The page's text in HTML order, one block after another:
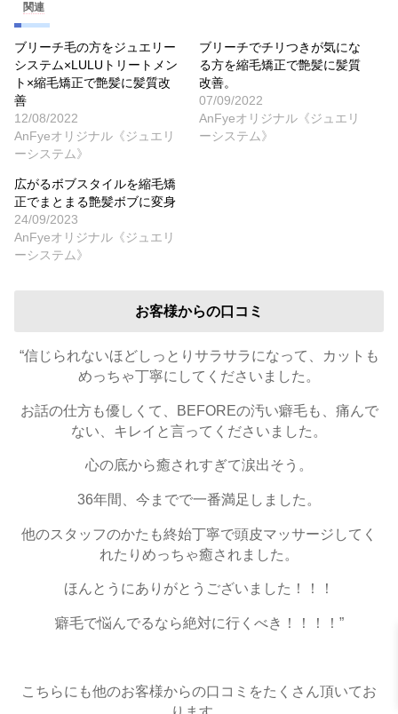
関連
ブリーチ毛の方をジュエリー
システム×LULUトリートメン
ト×縮毛矯正で艶髪に髪質改
善
12/08/2022
AnFyeオリジナル《ジュエリ
ーシステム》
ブリーチでチリつきが気にな
る方を縮毛矯正で艶髪に髪質
改善。
07/09/2022
AnFyeオリジナル《ジュエリ
ーシステム》
広がるボブスタイルを縮毛矯
正でまとまる艶髪ボブに変身
24/09/2023
AnFyeオリジナル《ジュエリ
ーシステム》
お客様からの口コミ
“信じられないほどしっとりサラサラになって、カットも
めっちゃ丁寧にしてくださいました。
お話の仕方も優しくて、BEFOREの汚い癖毛も、痛んで
ない、キレイと言ってくださいました。
心の底から癒されすぎて涙出そう。
36年間、今までで一番満足しました。
他のスタッフのかたも終始丁寧で頭皮マッサージしてく
れたりめっちゃ癒されました。
ほんとうにありがとうございました！！！
癖毛で悩んでるなら絶対に行くべき！！！！”
こちらにも他のお客様からの口コミをたくさん頂いてお